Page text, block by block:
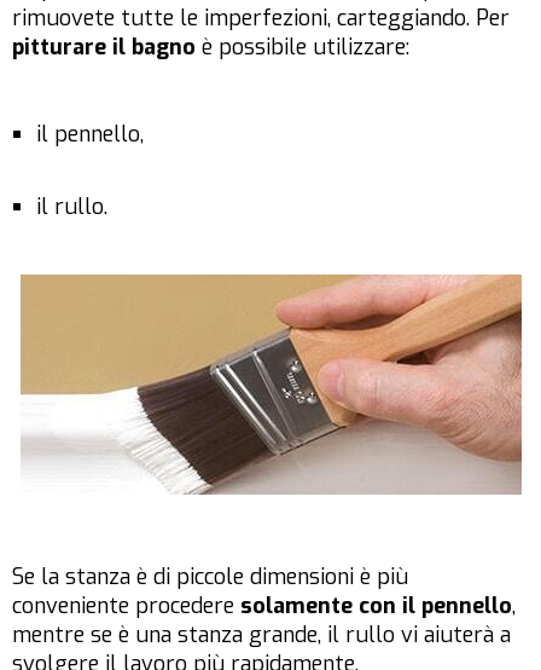
rimuovete tutte le imperfezioni, carteggiando. Per
pitturare il bagno è possibile utilizzare:
il pennello,
il rullo.
Se la stanza è di piccole dimensioni è più
conveniente procedere solamente con il pennello,
mentre se è una stanza grande, il rullo vi aiuterà a
svolgere il lavoro più rapidamente.